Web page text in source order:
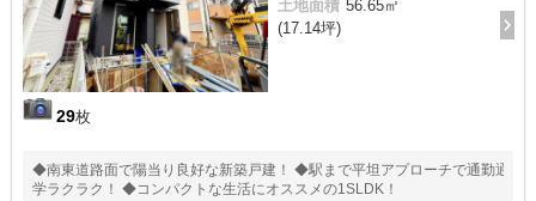
29枚
土地面積 56.65㎡
(17.14坪)
◆南東道路面で陽当り良好な新築戸建！ ◆駅まで平坦アプローチで通勤通
学ラクラク！ ◆コンパクトな生活にオススメの1SLDK！